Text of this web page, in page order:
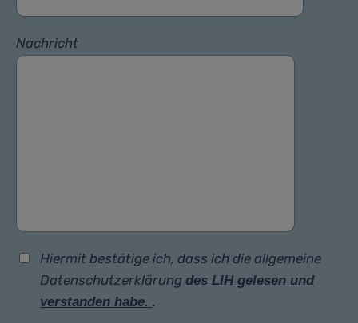
Nachricht
Hiermit bestätige ich, dass ich die allgemeine
Datenschutzerklärung des LIH gelesen und
verstanden habe. .